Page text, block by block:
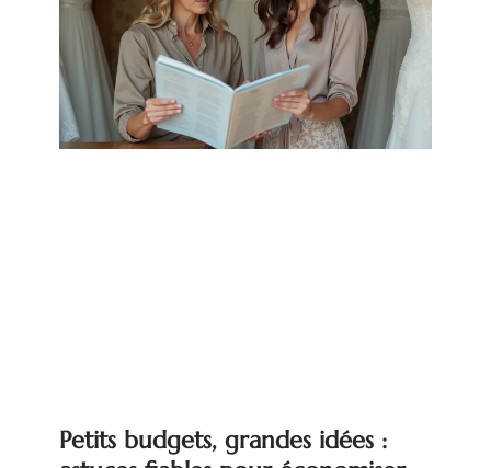
Petits budgets, grandes idées :